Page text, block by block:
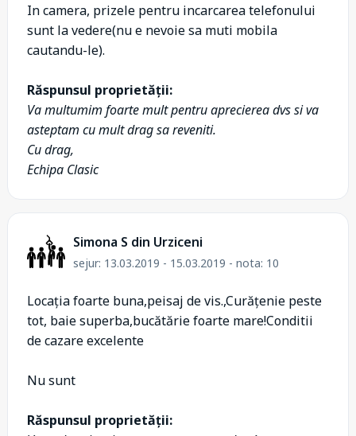
In camera, prizele pentru incarcarea telefonului
sunt la vedere(nu e nevoie sa muti mobila
cautandu-le).
Răspunsul proprietății:
Va multumim foarte mult pentru aprecierea dvs si va
asteptam cu mult drag sa reveniti.
Cu drag,
Echipa Clasic
Simona S din Urziceni
sejur: 13.03.2019 - 15.03.2019 - nota: 10
Locația foarte buna,peisaj de vis.,Curățenie peste
tot, baie superba,bucătărie foarte mare!Conditii
de cazare excelente
Nu sunt
Răspunsul proprietății: